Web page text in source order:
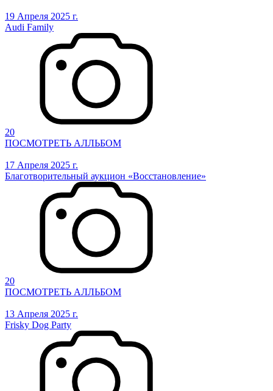
19 Апреля 2025 г.
Audi Family
20
ПОСМОТРЕТЬ АЛЛЬБОМ
17 Апреля 2025 г.
Благотворительный аукцион «Восстановление»
20
ПОСМОТРЕТЬ АЛЛЬБОМ
13 Апреля 2025 г.
Frisky Dog Party